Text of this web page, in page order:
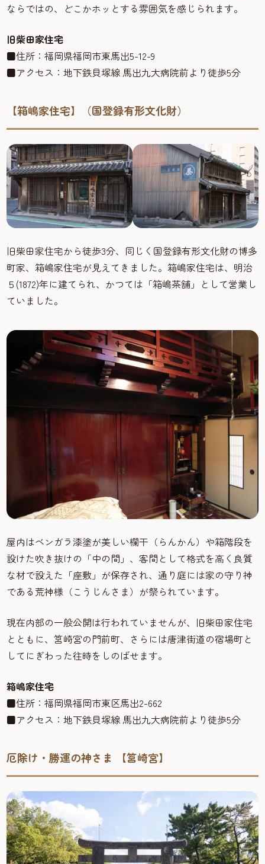
ならではの、どこかホッとする雰囲気を感じられます。
旧柴田家住宅
■住所：福岡県福岡市東馬出5-12-9
■アクセス：地下鉄貝塚線 馬出九大病院前より徒歩5分
【箱嶋家住宅】（国登録有形文化財）
旧柴田家住宅から徒歩3分、同じく国登録有形文化財の博多
町家、箱嶋家住宅が見えてきました。箱嶋家住宅は、明治
５(1872)年に建てられ、かつては「箱嶋茶舗」として営業し
ていました。
屋内はベンガラ漆塗が美しい欄干（らんかん）や箱階段を
設けた吹き抜けの「中の間」、客間として格式を高く良質
な材で設えた「座敷」が保存され、通り庭には家の守り神
である荒神様（こうじんさま）が祭られています。
現在内部の一般公開は行われていませんが、旧柴田家住宅
とともに、筥崎宮の門前町、さらには唐津街道の宿場町と
してにぎわった往時をしのばせます。
箱嶋家住宅
■住所：福岡県福岡市東区馬出2-662
■アクセス：地下鉄貝塚線 馬出九大病院前より徒歩5分
厄除け・勝運の神さま 【筥崎宮】